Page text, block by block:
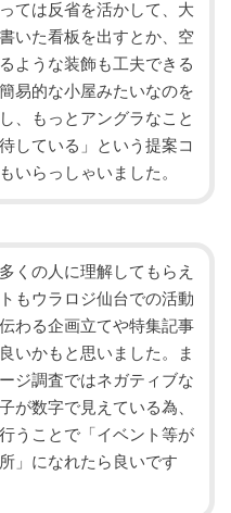
ては反省を活かして、大
いた看板を出すとか、空
ような装飾も工夫できる
易的な小屋みたいなのを
、もっとアングラなこと
している」という提案コ
いらっしゃいました。
くの人に理解してもらえ
もウラロジ仙台での活動
わる企画立てや特集記事
いかもと思いました。ま
ジ調査ではネガティブな
が数字で見えている為、
うことで「イベント等が
」になれたら良いです